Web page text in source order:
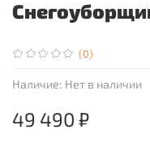
(0)
Наличие: Нет в наличии
49 490 ₽